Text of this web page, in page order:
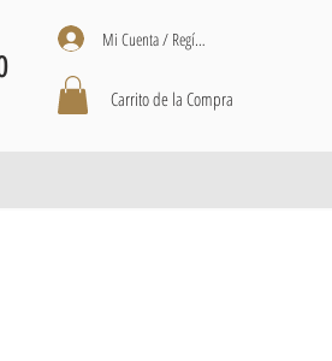
Mi Cuenta / Regístrate
Carrito de la Compra